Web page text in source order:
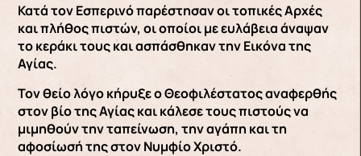
Κατά τον Εσπερινό παρέστησαν οι τοπικές Αρχές
και πλήθος πιστών, οι οποίοι με ευλάβεια άναψαν
το κεράκι τους και ασπάσθηκαν την Εικόνα της
Αγίας.
Τον θείο λόγο κήρυξε ο Θεοφιλέστατος αναφερθής
στον βίο της Αγίας και κάλεσε τους πιστούς να
μιμηθούν την ταπείνωση, την αγάπη και τη
αφοσίωσή της στον Νυμφίο Χριστό.